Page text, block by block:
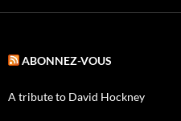
ABONNEZ-VOUS
A tribute to David Hockney